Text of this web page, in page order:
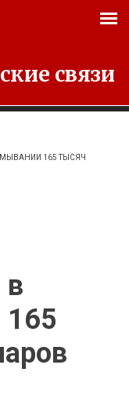
связи
165 ТЫСЯЧ
в